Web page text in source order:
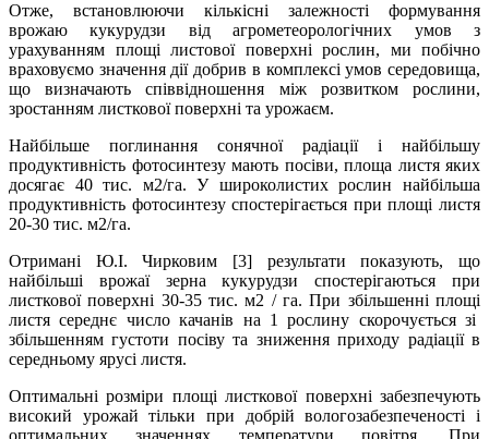
Отже, встановлюючи кількісні залежності формування
врожаю кукурудзи від агрометеорологічних умов з
урахуванням площі листової поверхні рослин, ми побічно
враховуємо значення дії добрив в комплексі умов середовища,
що визначають співвідношення між розвитком рослини,
зростанням листкової поверхні та урожаєм.
Найбільше поглинання сонячної радіації і найбільшу
продуктивність фотосинтезу мають посіви, площа листя яких
досягає 40 тис. м2/га. У широколистих рослин найбільша
продуктивність фотосинтезу спостерігається при площі листя
20-30 тис. м2/га.
Отримані Ю.І. Чирковим [3] результати показують, що
найбільші врожаї зерна кукурудзи спостерігаються при
листкової поверхні 30-35 тис. м2 / га. При збільшенні площі
листя середнє число качанів на 1 рослину скорочується зі
збільшенням густоти посіву та зниження приходу радіації в
середньому ярусі листя.
Оптимальні розміри площі листкової поверхні забезпечують
високий урожай тільки при добрій вологозабезпеченості і